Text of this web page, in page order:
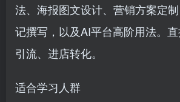
法、海报图文设计、营销方案定
记撰写，以及AI平台高阶用法。
引流、进店转化。
适合学习人群